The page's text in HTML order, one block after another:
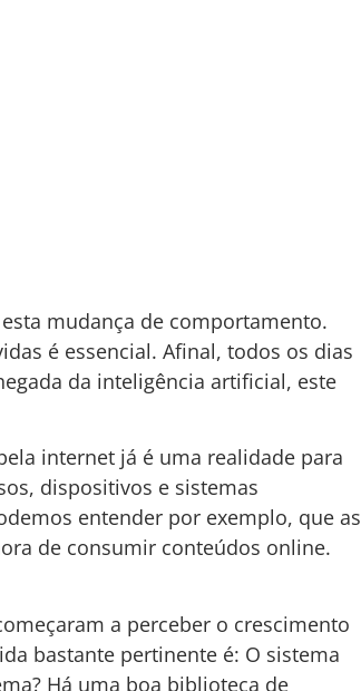
mudança de comportamento.
é essencial. Afinal, todos os dias
da inteligência artificial, este
internet já é uma realidade para
dispositivos e sistemas
entender por exemplo, que as
de consumir conteúdos online.
a perceber o crescimento
bastante pertinente é: O sistema
Há uma boa biblioteca de